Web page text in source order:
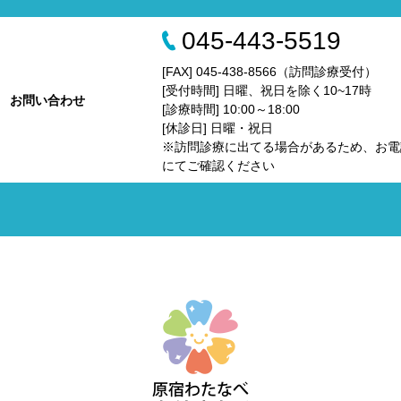
お問い合わせ
045-443-5519
[FAX] 045-438-8566（訪問診療受付）
[受付時間] 日曜、祝日を除く10~17時
[診療時間] 10:00～18:00
[休診日] 日曜・祝日
※訪問診療に出てる場合があるため、お
にてご確認ください